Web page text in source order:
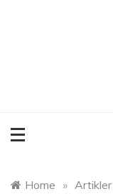
Home » Artikler